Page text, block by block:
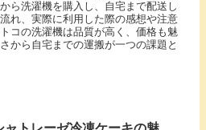
ら洗濯機を購入し、自宅まで配送し
れ、実際に利用した際の感想や注意
コの洗濯機は品質が高く、価格も魅
から自宅までの運搬が一つの課題と